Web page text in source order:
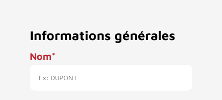
Informations générales
Nom